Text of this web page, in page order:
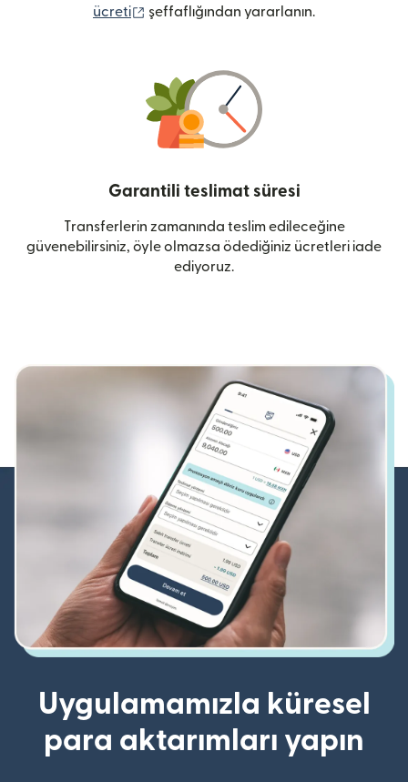
ücreti
(yeni pencerede açılır)
şeffaflığından yararlanın.
Garantili teslimat süresi
Transferlerin zamanında teslim edileceğine
güvenebilirsiniz, öyle olmazsa ödediğiniz ücretleri iade
ediyoruz.
Uygulamamızla küresel
para aktarımları yapın